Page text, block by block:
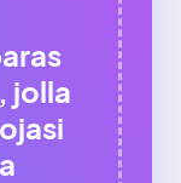
jolla